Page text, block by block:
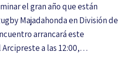
el gran año que están
Majadahonda en División de
arrancará este
a las 12:00,…